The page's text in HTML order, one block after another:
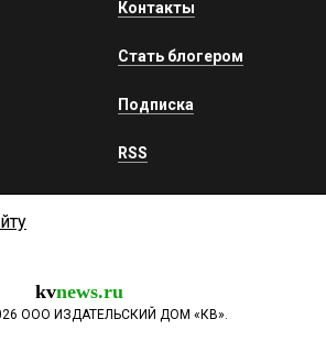
Контакты
Стать блогером
Подписка
RSS
kvnews.ru
ООО ИЗДАТЕЛЬСКИЙ ДОМ «КВ».